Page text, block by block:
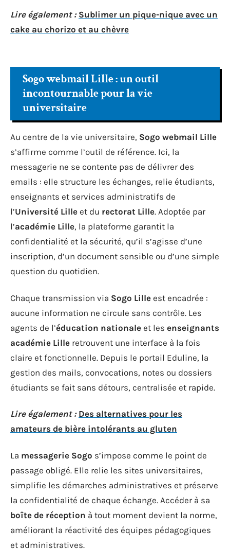
Lire également : Sublimer un pique-nique avec un
cake au chorizo et au chèvre
Sogo webmail Lille : un outil
incontournable pour la vie
universitaire
Au centre de la vie universitaire, Sogo webmail Lille
s’affirme comme l’outil de référence. Ici, la
messagerie ne se contente pas de délivrer des
emails : elle structure les échanges, relie étudiants,
enseignants et services administratifs de
l’Université Lille et du rectorat Lille. Adoptée par
l’académie Lille, la plateforme garantit la
confidentialité et la sécurité, qu’il s’agisse d’une
inscription, d’un document sensible ou d’une simple
question du quotidien.
Chaque transmission via Sogo Lille est encadrée :
aucune information ne circule sans contrôle. Les
agents de l’éducation nationale et les enseignants
académie Lille retrouvent une interface à la fois
claire et fonctionnelle. Depuis le portail Eduline, la
gestion des mails, convocations, notes ou dossiers
étudiants se fait sans détours, centralisée et rapide.
Lire également : Des alternatives pour les
amateurs de bière intolérants au gluten
La messagerie Sogo s’impose comme le point de
passage obligé. Elle relie les sites universitaires,
simplifie les démarches administratives et préserve
la confidentialité de chaque échange. Accéder à sa
boîte de réception à tout moment devient la norme,
améliorant la réactivité des équipes pédagogiques
et administratives.